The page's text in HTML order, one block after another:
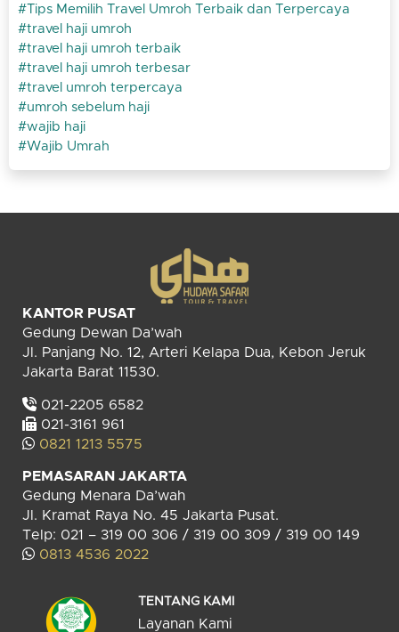
Tips Memilih Travel Umroh Terbaik dan Terpercaya
travel haji umroh
travel haji umroh terbaik
travel haji umroh terbesar
travel umroh terpercaya
umroh sebelum haji
wajib haji
Wajib Umrah
KANTOR PUSAT
Gedung Dewan Da’wah
Jl. Panjang No. 12, Arteri Kelapa Dua, Kebon Jeruk
Jakarta Barat 11530.
021-2205 6582
021-3161 961
0821 1213 5575
PEMASARAN JAKARTA
Gedung Menara Da’wah
Jl. Kramat Raya No. 45 Jakarta Pusat.
Telp: 021 – 319 00 306 / 319 00 309 / 319 00 149
0813 4536 2022
TENTANG KAMI
Layanan Kami